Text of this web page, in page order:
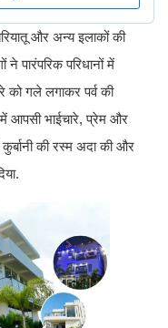
और अन्य इलाकों की
ने पारंपरिक परिधानों में
गले लगाकर पर्व की
में आपसी भाईचारे, प्रेम और
की रस्म अदा की और